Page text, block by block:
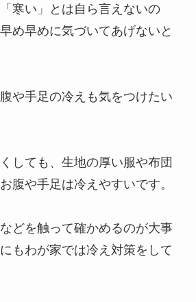
寒い」とは自ら言えないの
め早めに気づいてあげないと
や手足の冷えも気をつけたい
しても、生地の厚い服や布団
腹や手足は冷えやすいです。
どを触って確かめるのが大事
もわが家では冷え対策をして